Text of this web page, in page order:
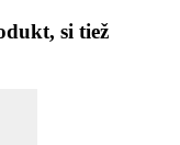
si tiež